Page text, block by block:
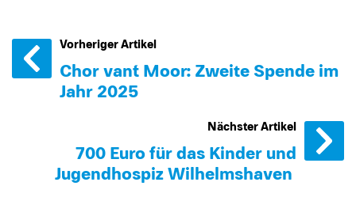
Vorheriger Artikel
Chor van´t Moor: Zweite Spende im
Jahr 2025
Nächster Artikel
700 Euro für das Kinder und
Jugendhospiz Wilhelmshaven